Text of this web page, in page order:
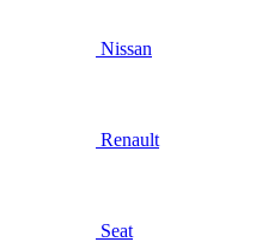
Nissan
Renault
Seat